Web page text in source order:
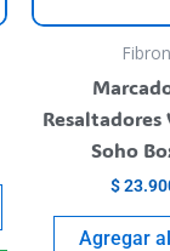
may
Resaltadores
Soho
$
Agregar